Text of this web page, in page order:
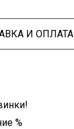
И ОПЛАТА
%